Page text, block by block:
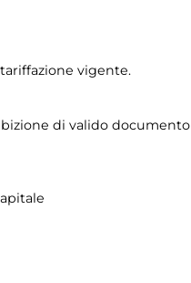
vigente.
di valido